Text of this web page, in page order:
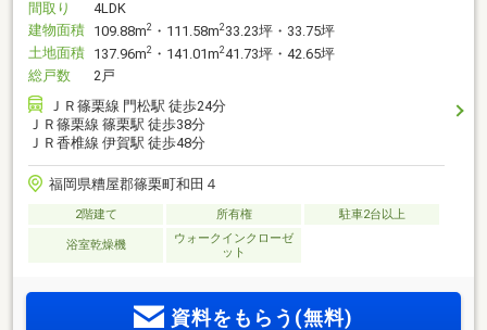
間取り
4LDK
建物面積 109.88m2 ・111.58m233.23坪・33.75坪
土地面積 137.96m2 ・141.01m241.73坪・42.65坪
総戸数
2戸
ＪＲ篠栗線 門松駅 徒歩24分
ＪＲ篠栗線 篠栗駅 徒歩38分
ＪＲ香椎線 伊賀駅 徒歩48分
福岡県糟屋郡篠栗町和田４
2階建て 所有権 駐車2台以上
浴室乾燥機
ウォークインクローゼ
ット
資料をもらう(無料)